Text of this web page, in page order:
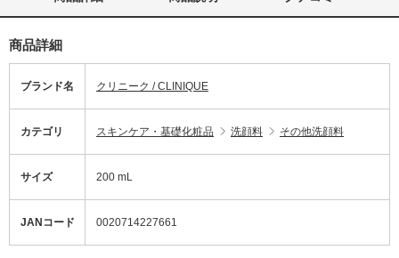
商品詳細
ブランド名 クリニーク / CLINIQUE
カテゴリ スキンケア・基礎化粧品 洗顔料 その他洗顔料
サイズ 200 mL
JANコード 0020714227661